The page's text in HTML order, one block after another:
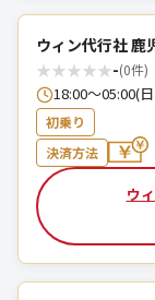
ウィン代行社 鹿
★★★★★-(0件)
18:00～05:00(
初乗り
決済方法
ウ